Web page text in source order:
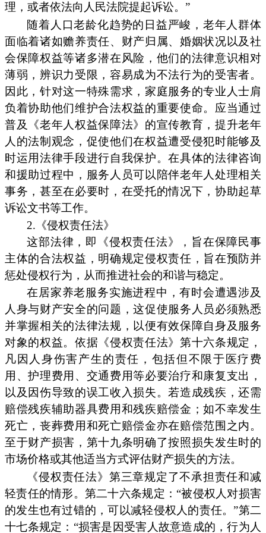
理，或者依法向人民法院提起诉讼。”
随着人口老龄化趋势的日益严峻，老年人群体
面临着诸如赡养责任、财产归属、婚姻状况以及社
会保障权益等诸多潜在风险，他们的法律意识相对
薄弱，辨识力受限，容易成为不法行为的受害者。
因此，针对这一特殊需求，家庭服务的专业人士肩
负着协助他们维护合法权益的重要使命。应当通过
普及《老年人权益保障法》的宣传教育，提升老年
人的法制观念，促使他们在权益遭受侵犯时能够及
时运用法律手段进行自我保护。在具体的法律咨询
和援助过程中，服务人员可以陪伴老年人处理相关
事务，甚至在必要时，在受托的情况下，协助起草
诉讼文书等工作。
2.《侵权责任法》
这部法律，即《侵权责任法》，旨在保障民事
主体的合法权益，明确规定侵权责任，旨在预防并
惩处侵权行为，从而推进社会的和谐与稳定。
在居家养老服务实施进程中，有时会遭遇涉及
人身与财产安全的问题，这促使服务人员必须熟悉
并掌握相关的法律法规，以便有效保障自身及服务
对象的权益。依据《侵权责任法》第十六条规定，
凡因人身伤害产生的责任，包括但不限于医疗费
用、护理费用、交通费用等必要治疗和康复支出，
以及因伤导致的误工收入损失。若造成残疾，还需
赔偿残疾辅助器具费用和残疾赔偿金；如不幸发生
死亡，丧葬费用和死亡赔偿金亦在赔偿范围之内。
至于财产损害，第十九条明确了按照损失发生时的
市场价格或其他适当方式评估财产损失的方法。
《侵权责任法》第三章规定了不承担责任和减
轻责任的情形。第二十六条规定：“被侵权人对损害
的发生也有过错的，可以减轻侵权人的责任。”第二
十七条规定：“损害是因受害人故意造成的，行为人